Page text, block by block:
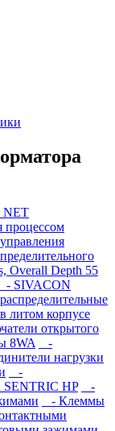
NET
процессом
Overall Depth 55
- SIVACON
литом корпусе
открытого
8WA
-
нагрузки
-
SENTRIC HP
-
- Клеммы